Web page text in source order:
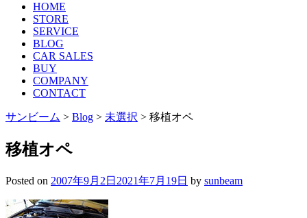
HOME
STORE
SERVICE
BLOG
CAR SALES
BUY
COMPANY
CONTACT
サンビーム > Blog > 未選択 > 移植オペ
移植オペ
Posted on 2007年9月2日 2021年7月19日 by sunbeam